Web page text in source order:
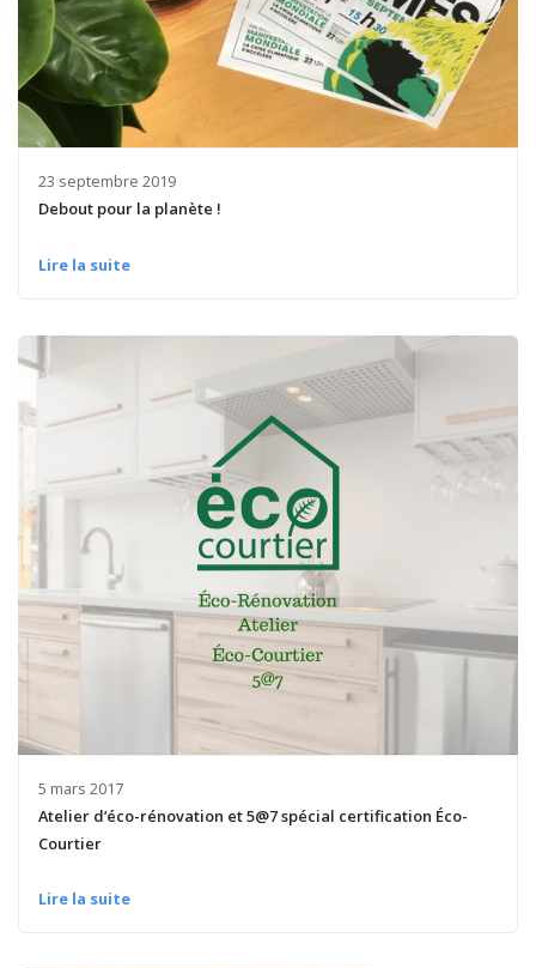
23 septembre 2019
Debout pour la planète !
Lire la suite
5 mars 2017
Atelier d’éco-rénovation et 5@7 spécial certification Éco-
Courtier
Lire la suite